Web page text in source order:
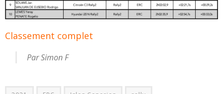
Classement complet
Par Simon F